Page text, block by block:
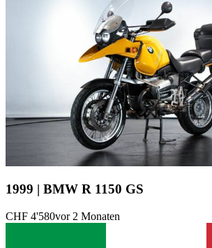
1999 | BMW R 1150 GS
CHF 4'580vor 2 Monaten